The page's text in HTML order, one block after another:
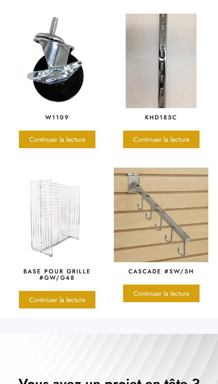
W1109
Continuer la lecture
KHD185C
Continuer la lecture
BASE POUR GRILLE
#GW/G48
Continuer la lecture
CASCADE #SW/5H
Continuer la lecture